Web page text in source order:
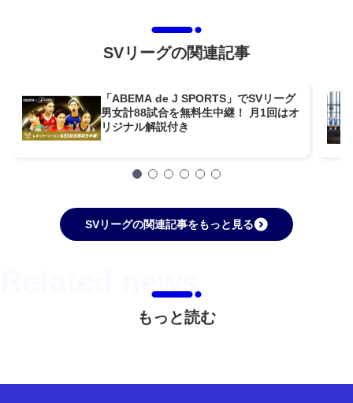
SVリーグの関連記事
「ABEMA de J SPORTS」でSVリーグ
男女計88試合を無料生中継！ 月1回はオ
リジナル解説付き
SVリーグの関連記事をもっと見る
もっと読む